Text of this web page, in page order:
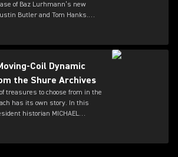
of Baz Lurhmann’s new
Butler and Tom Hanks.
Pettersen explains how he
the movie legit.
Coil Dynamic
the Shure Archives
treasures to choose from in the
has its own story. In this
historian MICHAEL
development of dynamic
coil technology.